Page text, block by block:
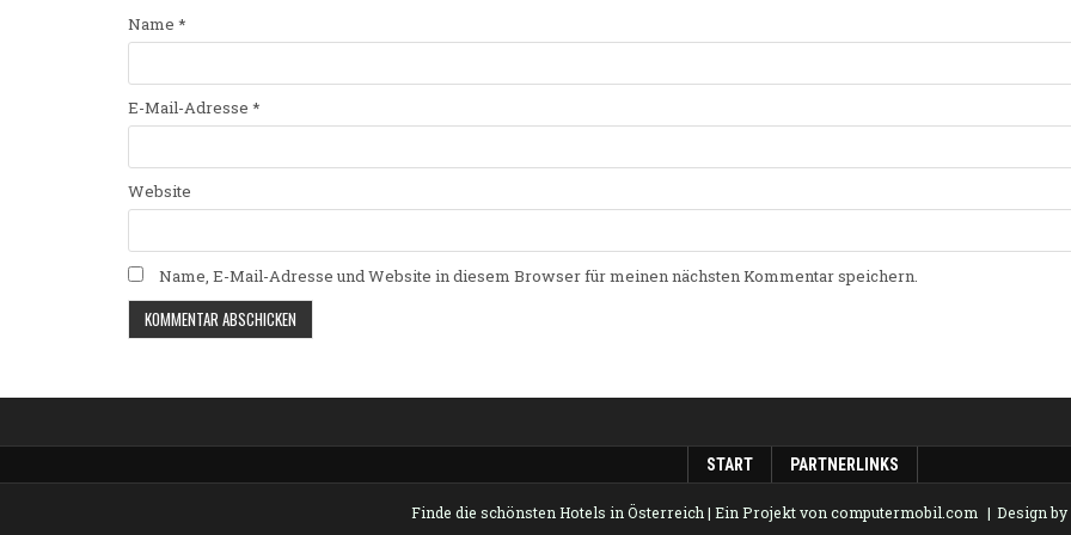
Name *
E-Mail-Adresse *
Website
Name, E-Mail-Adresse und Website in diesem Browser für meinen nächsten Kommentar speichern.
START PARTNERLINKS
Finde die schönsten Hotels in Österreich| Ein Projekt voncomputermobil.com Design